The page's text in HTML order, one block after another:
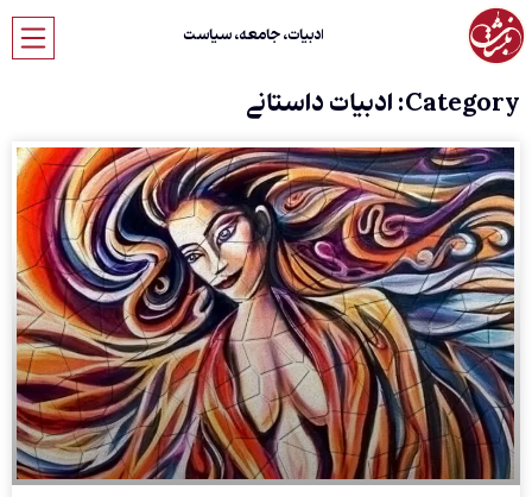
ادبیات، جامعه، سیاست
Category: ادبیات داستانی